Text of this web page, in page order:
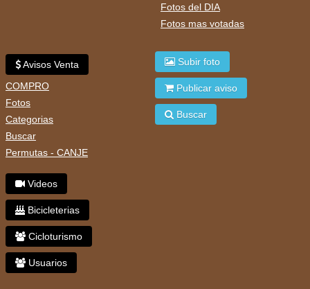
Fotos del DIA
Fotos mas votadas
Avisos Venta
COMPRO
Fotos
Categorias
Buscar
Permutas - CANJE
Videos
Bicicleterias
Cicloturismo
Usuarios
Subir foto
Publicar aviso
Buscar